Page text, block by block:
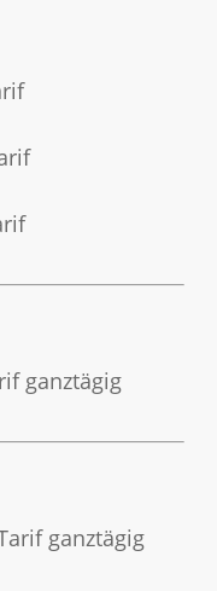
ganztägig
ganztägig